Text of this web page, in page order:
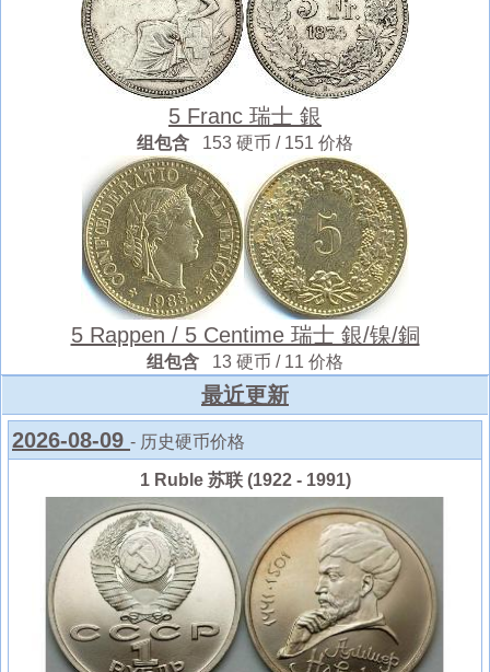
5 Franc 瑞士 銀
组包含 153 硬币 / 151 价格
5 Rappen / 5 Centime 瑞士 銀/镍/銅
组包含 13 硬币 / 11 价格
最近更新
2026-08-09 - 历史硬币价格
1 Ruble 苏联 (1922 - 1991)